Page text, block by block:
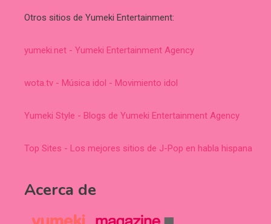
Otros sitios de Yumeki Entertainment:
yumeki.net - Yumeki Entertainment Agency
wota.tv - Música idol - Movimiento idol
Yumeki Style - Blogs de Yumeki Entertainment Agency
Top Sites - Los mejores sitios de J-Pop en habla hispana
Acerca de